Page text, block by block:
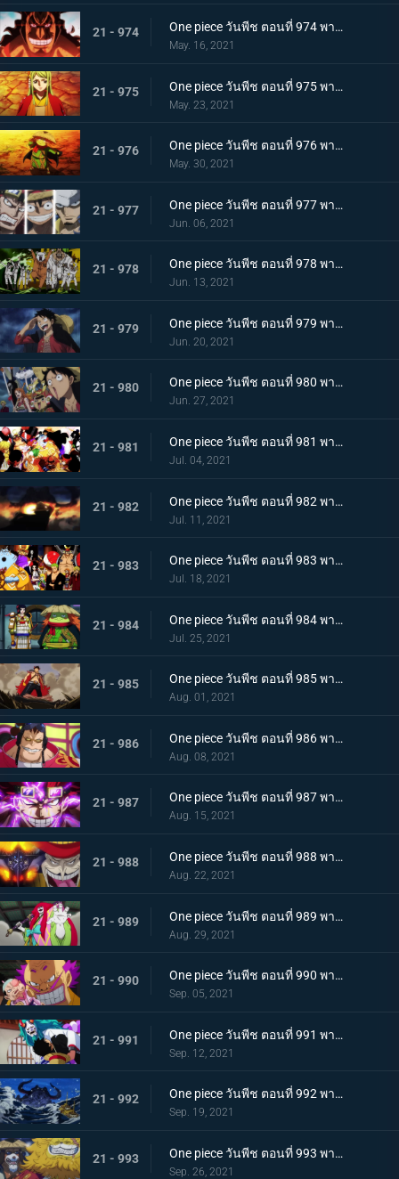
21 - 974 One piece วันพีช ตอนที่ 974 พากย์ไทย โอเด้งจะไม่ใช่โอเด้งถ้าไม่ต้ม!
May. 16, 2021
21 - 975 One piece วันพีช ตอนที่ 975 พากย์ไทย ปราสาทลุกเป็นไฟ! โชคชะตาของตระกูลโคสึกิ!
May. 23, 2021
21 - 976 One piece วันพีช ตอนที่ 976 พากย์ไทย กลับสู่ปัจจุบัน! 20 ปีต่อมา
May. 30, 2021
21 - 977 One piece วันพีช ตอนที่ 977 พากย์ไทย ทะเลมีไว้สำหรับโจรสลัด! บุก! มุ่งสู่โอนิกาชิมะ
Jun. 06, 2021
21 - 978 One piece วันพีช ตอนที่ 978 พากย์ไทย รุ่นที่เลวร้ายที่สุดมาแล้ว! การต่อสู้กลางทะเลอันดุเดือด
Jun. 13, 2021
21 - 979 One piece วันพีช ตอนที่ 979 พากย์ไทย โชคดีงั้นรึ!? แผนการของคินเอม่อน
Jun. 20, 2021
21 - 980 One piece วันพีช ตอนที่ 980 พากย์ไทย สัญญาแห่งน้ำตา! โมโมโนะสุเกะถูกลักพาตัว
Jun. 27, 2021
21 - 981 One piece วันพีช ตอนที่ 981 พากย์ไทย พวกพ้องคนใหม่! ชายชาตรีแห่งท้องทะเล จินเบ!
Jul. 04, 2021
21 - 982 One piece วันพีช ตอนที่ 982 พากย์ไทย ไพ่ตายของไคโด หกล่องนภาปรากฏตัว
Jul. 11, 2021
21 - 983 One piece วันพีช ตอนที่ 983 พากย์ไทย เหล่าซามูไรเอาจริง! ขึ้นฝั่งเกาะโอนิกาชิมะ
Jul. 18, 2021
21 - 984 One piece วันพีช ตอนที่ 984 พากย์ไทย ลูฟี่อาละวาด ลอบเข้างานเลี้ยงของไคโด
Jul. 25, 2021
21 - 985 One piece วันพีช ตอนที่ 985 พากย์ไทย ความรู้สึกถึงโอทามะ หนึ่งหมัดแห่งความโกรธของลูฟี่
Aug. 01, 2021
21 - 986 One piece วันพีช ตอนที่ 986 พากย์ไทย ดนตรีต่อสู้ พลังที่จู่โจมใส่ลูฟี่
Aug. 08, 2021
21 - 987 One piece วันพีช ตอนที่ 987 พากย์ไทย ฝันแตกสลาย กับดักล่อลวงซันจิ
Aug. 15, 2021
21 - 988 One piece วันพีช ตอนที่ 988 พากย์ไทย กำลังเสริมมาถึง! หัวหน้าหน่วยกลุ่มโจรสลัดหนวดขาว
Aug. 22, 2021
21 - 989 One piece วันพีช ตอนที่ 989 พากย์ไทย คำสาบานของบุรุษ! บราคิโอ้แทงก์สู้ดุเดือด
Aug. 29, 2021
21 - 990 One piece วันพีช ตอนที่ 990 พากย์ไทย ฟ้าสนั่น 8 ทิศ! ลูกชายไคโดปรากฏตัว
Sep. 05, 2021
21 - 991 One piece วันพีช ตอนที่ 991 พากย์ไทย เป็นศัตรูหรือเป็นมิตร? ลูฟี่กับยามาโตะ
Sep. 12, 2021
21 - 992 One piece วันพีช ตอนที่ 992 พากย์ไทย อยากจะเป็นโอเด้ง ความรู้สึกของยามาโตะ
Sep. 19, 2021
21 - 993 One piece วันพีช ตอนที่ 993 พากย์ไทย ระเบิด! พันธนาการที่มัดอิสระของยามาโตะ
Sep. 26, 2021